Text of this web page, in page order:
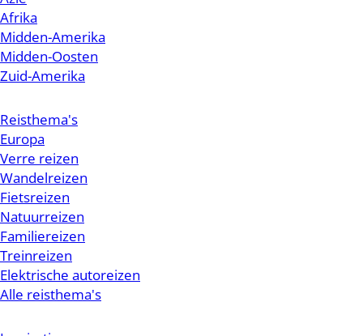
Afrika
Midden-Amerika
Midden-Oosten
Zuid-Amerika
Reisthema's
Europa
Verre reizen
Wandelreizen
Fietsreizen
Natuurreizen
Familiereizen
Treinreizen
Elektrische autoreizen
Alle reisthema's